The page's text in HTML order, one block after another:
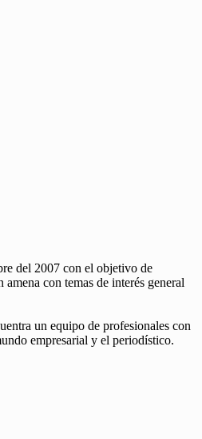
del 2007 con el objetivo de
con temas de interés general
un equipo de profesionales con
empresarial y el periodístico.